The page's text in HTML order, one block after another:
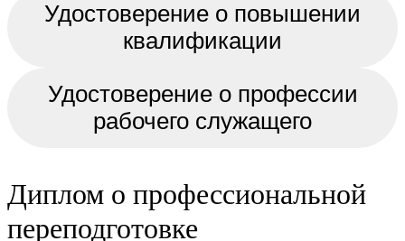
Удостоверение о повышении
квалификации
Удостоверение о профессии
рабочего служащего
Диплом о профессиональной
переподготовке